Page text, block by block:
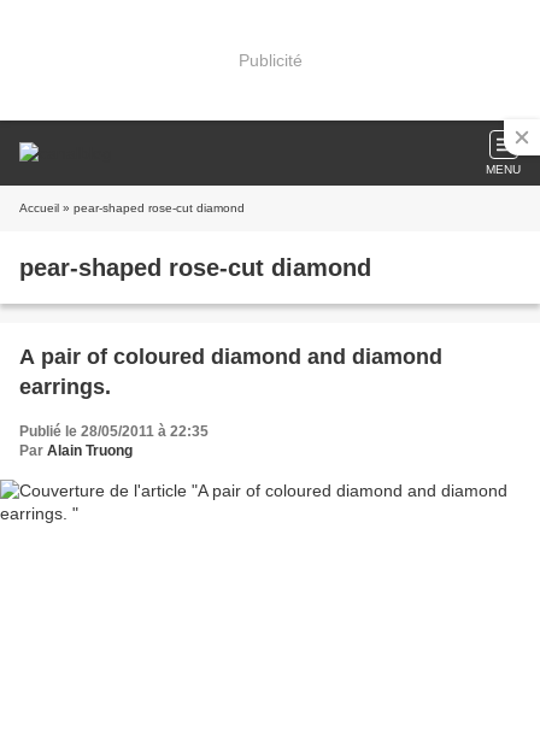
Publicité
MENU
Accueil » pear-shaped rose-cut diamond
pear-shaped rose-cut diamond
A pair of coloured diamond and diamond
earrings.
Publié le 28/05/2011 à 22:35
Par Alain Truong